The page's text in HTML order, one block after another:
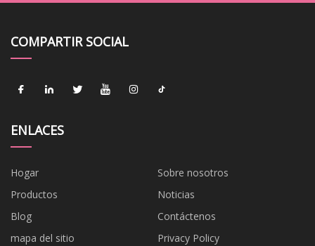
COMPARTIR SOCIAL
ENLACES
Hogar
Sobre nosotros
Productos
Noticias
Blog
Contáctenos
mapa del sitio
Privacy Policy